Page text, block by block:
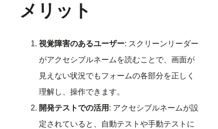
メリット
視覚障害のあるユーザー: スクリーンリーダー
がアクセシブルネームを読むことで、画面が
見えない状況でもフォームの各部分を正しく
理解し、操作できます。
開発テストでの活用 : アクセシブルネームが設
定されていると、自動テストや手動テストに